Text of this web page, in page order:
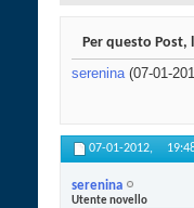
Per questo Post,
serenina(07-01-
07-01-2012,
serenina
Utente novello